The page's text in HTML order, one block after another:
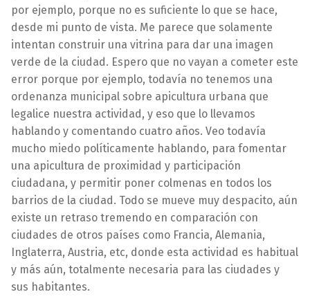
por ejemplo, porque no es suficiente lo que se hace,
desde mi punto de vista. Me parece que solamente
intentan construir una vitrina para dar una imagen
verde de la ciudad. Espero que no vayan a cometer este
error porque por ejemplo, todavía no tenemos una
ordenanza municipal sobre apicultura urbana que
legalice nuestra actividad, y eso que lo llevamos
hablando y comentando cuatro años. Veo todavía
mucho miedo políticamente hablando, para fomentar
una apicultura de proximidad y participación
ciudadana, y permitir poner colmenas en todos los
barrios de la ciudad. Todo se mueve muy despacito, aún
existe un retraso tremendo en comparación con
ciudades de otros países como Francia, Alemania,
Inglaterra, Austria, etc, donde esta actividad es habitual
y más aún, totalmente necesaria para las ciudades y
sus habitantes.